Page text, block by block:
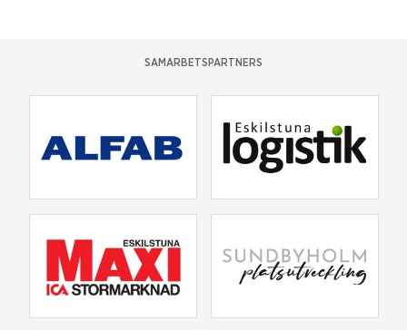
SAMARBETSPARTNERS